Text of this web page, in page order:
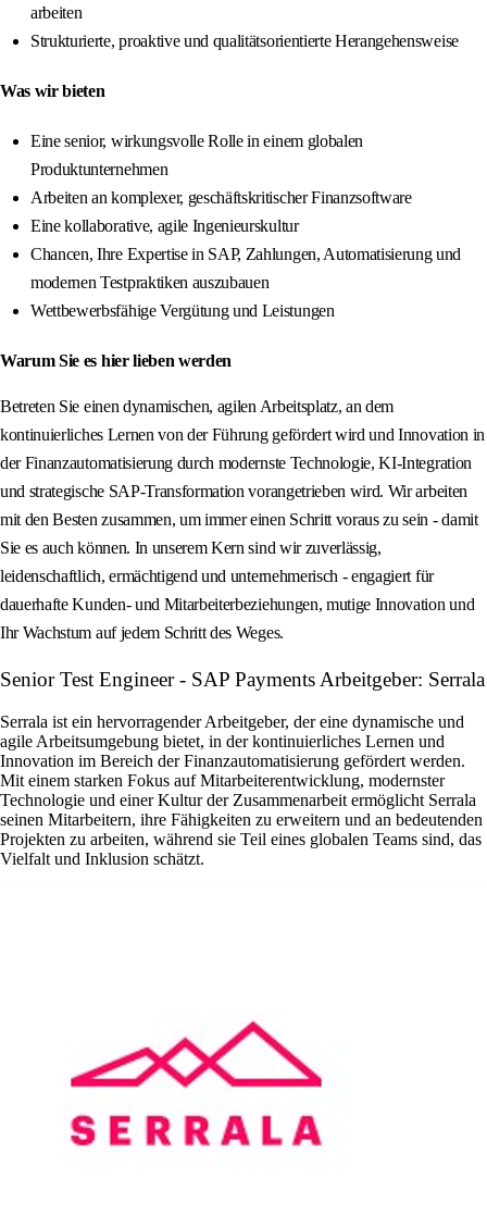
arbeiten
Strukturierte, proaktive und qualitätsorientierte Herangehensweise
Was wir bieten
Eine senior, wirkungsvolle Rolle in einem globalen
Produktunternehmen
Arbeiten an komplexer, geschäftskritischer Finanzsoftware
Eine kollaborative, agile Ingenieurskultur
Chancen, Ihre Expertise in SAP, Zahlungen, Automatisierung und
modernen Testpraktiken auszubauen
Wettbewerbsfähige Vergütung und Leistungen
Warum Sie es hier lieben werden
Betreten Sie einen dynamischen, agilen Arbeitsplatz, an dem
kontinuierliches Lernen von der Führung gefördert wird und Innovation in
der Finanzautomatisierung durch modernste Technologie, KI-Integration
und strategische SAP-Transformation vorangetrieben wird. Wir arbeiten
mit den Besten zusammen, um immer einen Schritt voraus zu sein - damit
Sie es auch können. In unserem Kern sind wir zuverlässig,
leidenschaftlich, ermächtigend und unternehmerisch - engagiert für
dauerhafte Kunden- und Mitarbeiterbeziehungen, mutige Innovation und
Ihr Wachstum auf jedem Schritt des Weges.
Senior Test Engineer - SAP Payments Arbeitgeber: Serrala
Serrala ist ein hervorragender Arbeitgeber, der eine dynamische und
agile Arbeitsumgebung bietet, in der kontinuierliches Lernen und
Innovation im Bereich der Finanzautomatisierung gefördert werden.
Mit einem starken Fokus auf Mitarbeiterentwicklung, modernster
Technologie und einer Kultur der Zusammenarbeit ermöglicht Serrala
seinen Mitarbeitern, ihre Fähigkeiten zu erweitern und an bedeutenden
Projekten zu arbeiten, während sie Teil eines globalen Teams sind, das
Vielfalt und Inklusion schätzt.